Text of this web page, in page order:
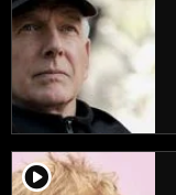
player2